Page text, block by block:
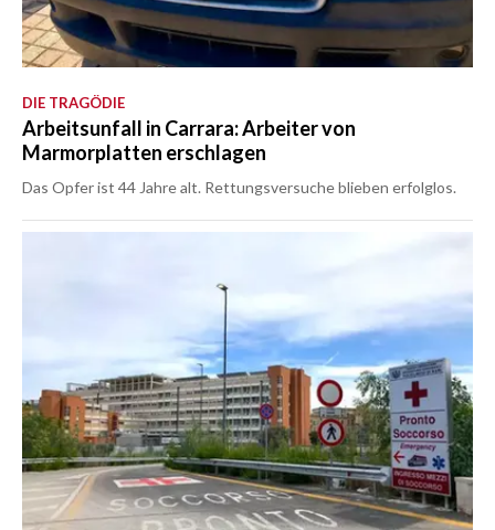
DIE TRAGÖDIE
Arbeitsunfall in Carrara: Arbeiter von
Marmorplatten erschlagen
Das Opfer ist 44 Jahre alt. Rettungsversuche blieben erfolglos.